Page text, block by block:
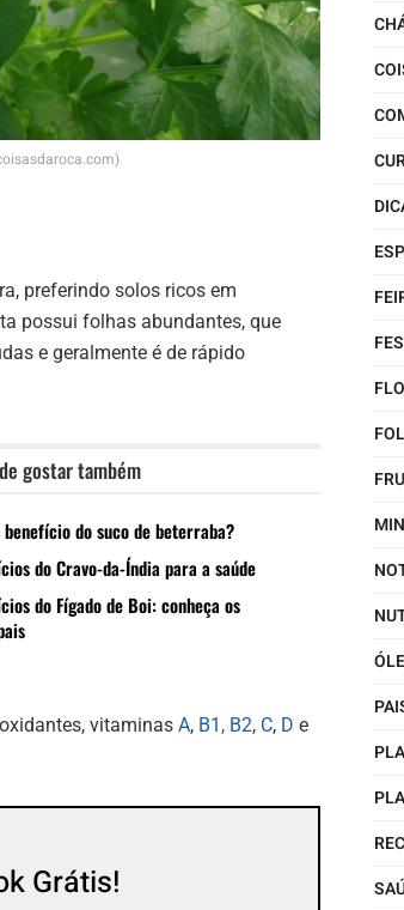
preferindo solos ricos em
possui folhas abundantes, que
e geralmente é de rápido
gostar também
benefício do suco de beterraba?
do Cravo-da-Índia para a saúde
do Fígado de Boi: conheça os
vitaminas A, B1, B2, C, D e
Grátis!